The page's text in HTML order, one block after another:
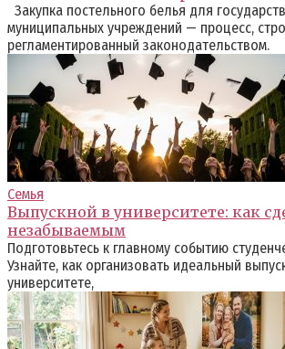
Закупка постельного белья для
муниципальных учреждений — процесс,
регламентированный законодательством.
Семья
Выпускной в университете: как
незабываемым
Подготовьтесь к главному событию
Узнайте, как организовать идеальный
университете,